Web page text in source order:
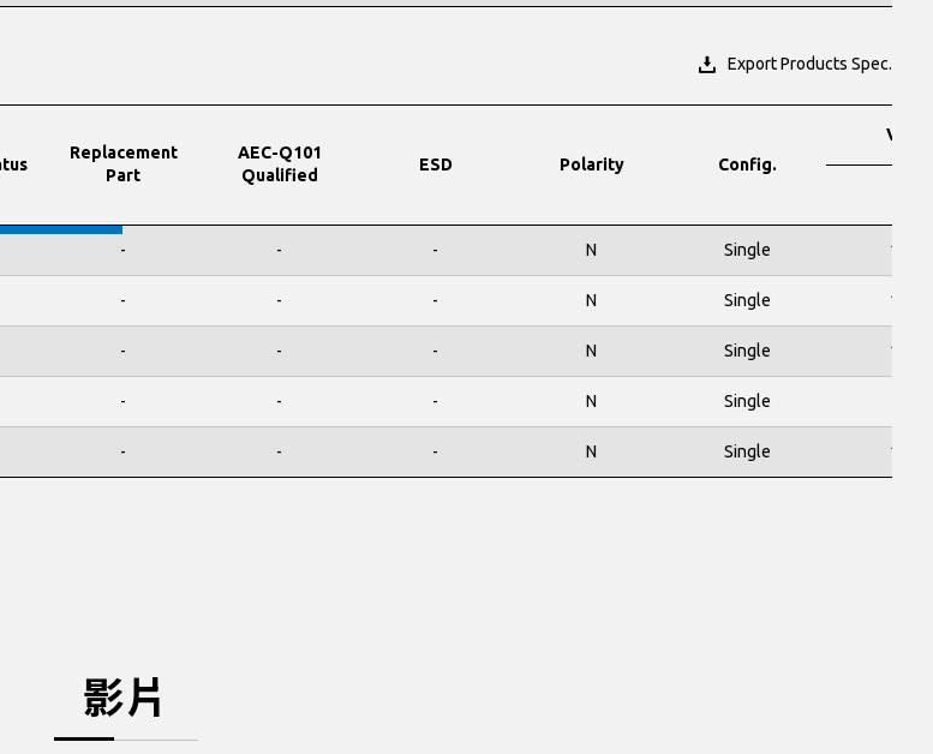
Export Products Spec.
Replacement
Part
AEC-Q101
Qualified
ESD Polarity Config.
VDS
- - - N Single 100
- - - N Single 100
- - - N Single 100
- - - N Single
- - - N Single 100
影片